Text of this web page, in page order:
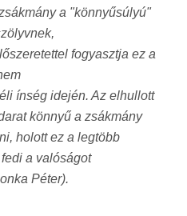
a "könnyűsúlyú"
fogyasztja ez a
ínség idején. Az elhullott
könnyű a zsákmány
holott ez a legtöbb
a valóságot
Péter).